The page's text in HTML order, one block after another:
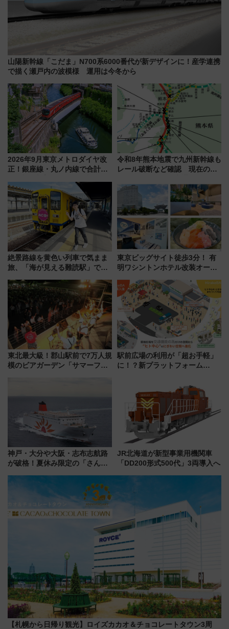
山陽新幹線「こだま」N700系6000番代が新デザインに！産学連携
で描く瀬戸内の波模様 運用は今冬から
2026年9月東京メトロダイヤ改
正！銀座線・丸ノ内線で合計
待
令和8年熊本地震で九州新幹線も
レール破断など確認 現在の運
響
絶景路線を黄色い列車で気まま
旅、「海が見える難読駅」で幸
「新・鉄道ひとり旅」279回目
の舞台は「島原鉄道」
東京ビッグサイト徒歩3分！ 有
明ワシントンホテル改装オープ
客室」や海鮮丼が人気の朝食ビ
ュッフェを現地レポ
東北最大級！郡山駅前で7万人規
模のビアガーデン「サマーフェ
駅前広場の利用が「超お手軽」
に！？新プラットフォーム
マホで簡単申請 物販や演奏会な
どに【JR東日本】
神戸・大分や大阪・志布志航路
が破格！夏休み限定の「さんふ
ート 夕朝食ビュッフェ付きで
快適な船旅はいかが？
JR北海道が新型事業用機関車
「DD200形式500代」3両導入へ
【札幌から日帰り観光】ロイズカカオ＆チョコレートタウン3周